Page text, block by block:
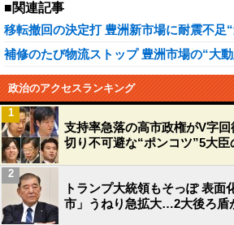
■関連記事
移転撤回の決定打 豊洲新市場に耐震不足
補修のたび物流ストップ 豊洲市場の“大
政治のアクセスランキング
支持率急落の高市政権がV字
切り不可避な“ポンコツ”5大臣
1
トランプ大統領もそっぽ 表面
市」うねり急拡大…2大後ろ盾
2